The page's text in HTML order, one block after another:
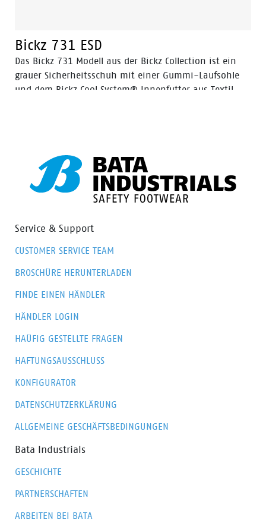
Bickz 731 ESD
Das Bickz 731 Modell aus der Bickz Collection ist ein
grauer Sicherheitsschuh mit einer Gummi-Laufsohle
und dem Bickz Cool System® Innenfutter aus Textil.
Gummi-Überkappe. Bickz 731 ist komplett metallfrei.
Service & Support
CUSTOMER SERVICE TEAM
BROSCHÜRE HERUNTERLADEN
FINDE EINEN HÄNDLER
HÄNDLER LOGIN
HAÜFIG GESTELLTE FRAGEN
HAFTUNGSAUSSCHLUSS
KONFIGURATOR
DATENSCHUTZERKLÄRUNG
ALLGEMEINE GESCHÄFTSBEDINGUNGEN
Bata Industrials
GESCHICHTE
PARTNERSCHAFTEN
ARBEITEN BEI BATA